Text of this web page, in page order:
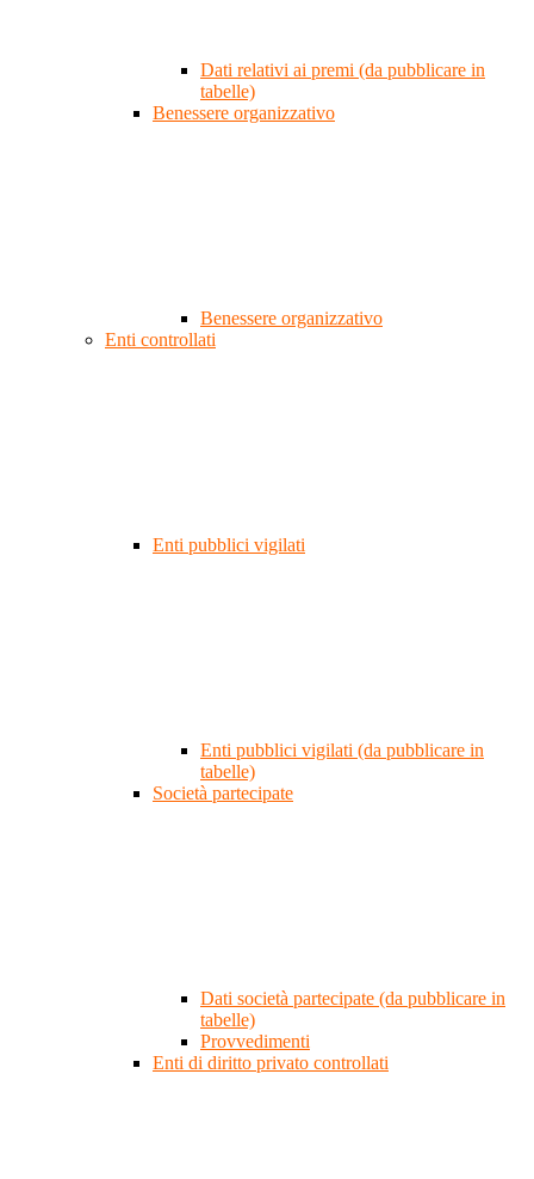
Dati relativi ai premi (da pubblicare in
tabelle)
Benessere organizzativo
Benessere organizzativo
Enti controllati
Enti pubblici vigilati
Enti pubblici vigilati (da pubblicare in
tabelle)
Società partecipate
Dati società partecipate (da pubblicare in
tabelle)
Provvedimenti
Enti di diritto privato controllati